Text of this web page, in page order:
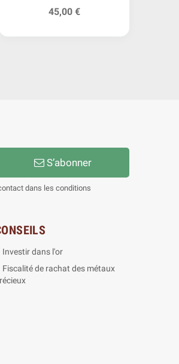
45,00 €
S’abonner
dans les conditions
Investir dans l'or
Fiscalité de rachat des métaux